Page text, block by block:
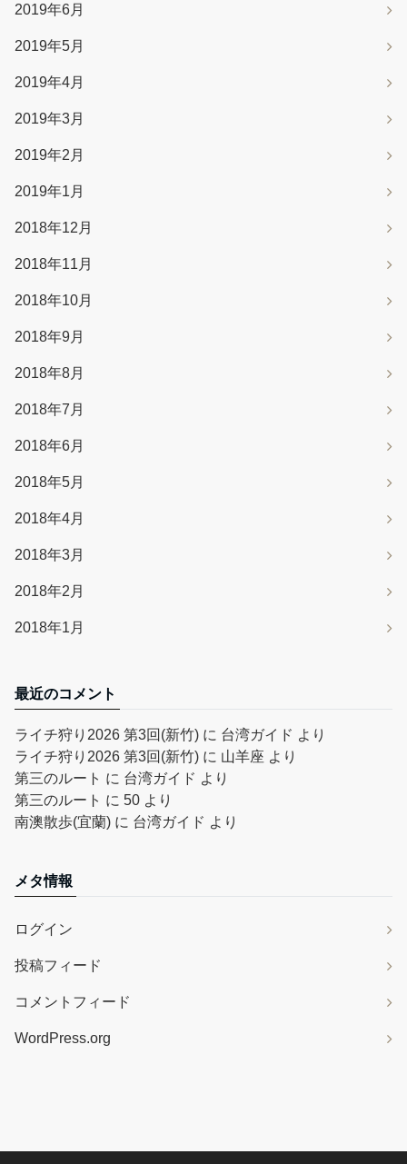
2019年6月
2019年5月
2019年4月
2019年3月
2019年2月
2019年1月
2018年12月
2018年11月
2018年10月
2018年9月
2018年8月
2018年7月
2018年6月
2018年5月
2018年4月
2018年3月
2018年2月
2018年1月
最近のコメント
ライチ狩り2026 第3回(新竹) に 台湾ガイド より
ライチ狩り2026 第3回(新竹) に 山羊座 より
第三のルート に 台湾ガイド より
第三のルート に 50 より
南澳散歩(宜蘭) に 台湾ガイド より
メタ情報
ログイン
投稿フィード
コメントフィード
WordPress.org